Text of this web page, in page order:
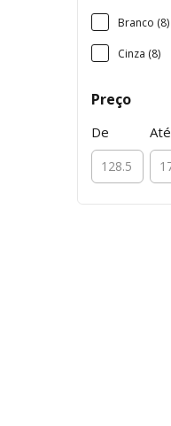
Branco (8)
Cinza (8)
Preço
De Até